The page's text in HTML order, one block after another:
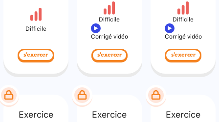
Difficile
s'exercer
Difficile
Corrigé vidéo
s'exercer
Difficile
Corrigé vidéo
s'exercer
Exercice Exercice Exercice